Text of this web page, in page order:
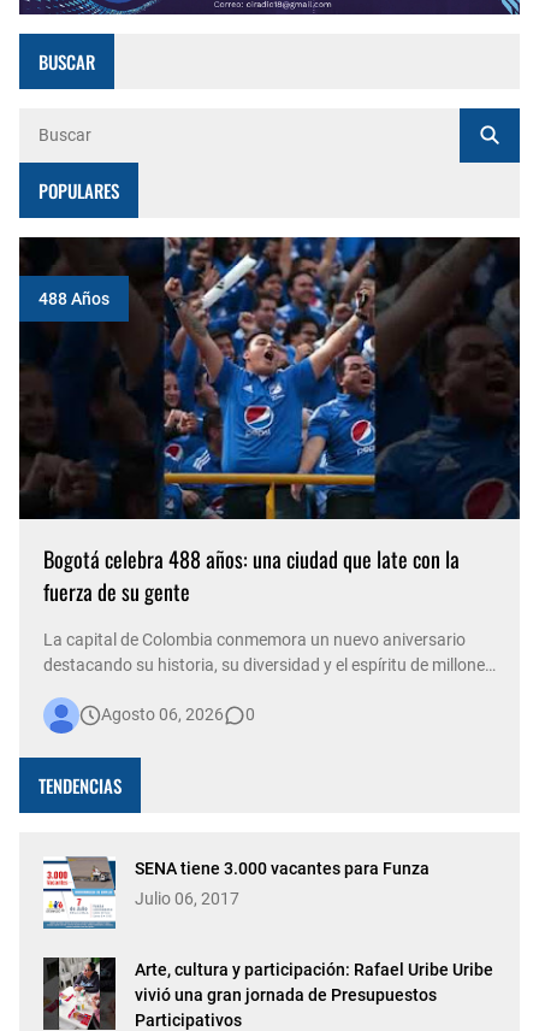
BUSCAR
POPULARES
488 Años
Bogotá celebra 488 años: una ciudad que late con la
fuerza de su gente
La capital de Colombia conmemora un nuevo aniversario
destacando su historia, su diversidad y el espíritu de millones
construyen cada día una ciudad más viva. Bogotá está de
Agosto 06, 2026 0
TENDENCIAS
SENA tiene 3.000 vacantes para Funza
Julio 06, 2017
Arte, cultura y participación: Rafael Uribe Uribe
vivió una gran jornada de Presupuestos
Participativos